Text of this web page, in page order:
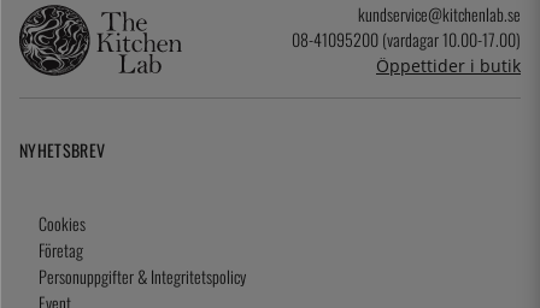
kundservice@kitchenlab.se
08-41095200 (vardagar 10.00-17.00)
Öppettider i butik
NYHETSBREV
Cookies
Företag
Personuppgifter & Integritetspolicy